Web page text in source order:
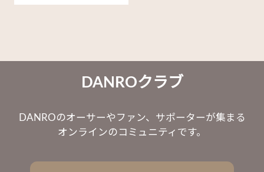
DANROクラブ
DANROのオーサーやファン、サポーターが集まる
オンラインのコミュニティです。